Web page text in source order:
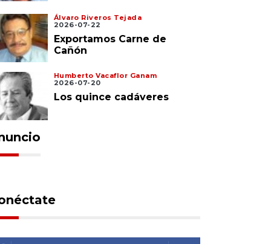
Álvaro Riveros Tejada
2026-07-22
Exportamos Carne de
Cañón
Humberto Vacaflor Ganam
2026-07-20
Los quince cadáveres